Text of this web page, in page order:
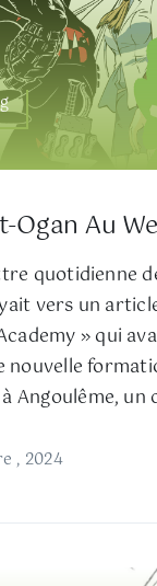
Ogan Au
quotidienne
vers un
» qui
nouvelle
Angoulême,
, 2024